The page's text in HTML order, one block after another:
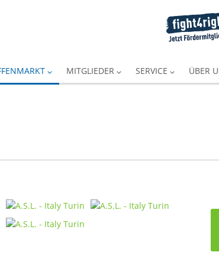
MITGLIEDER SERVICE ÜBER